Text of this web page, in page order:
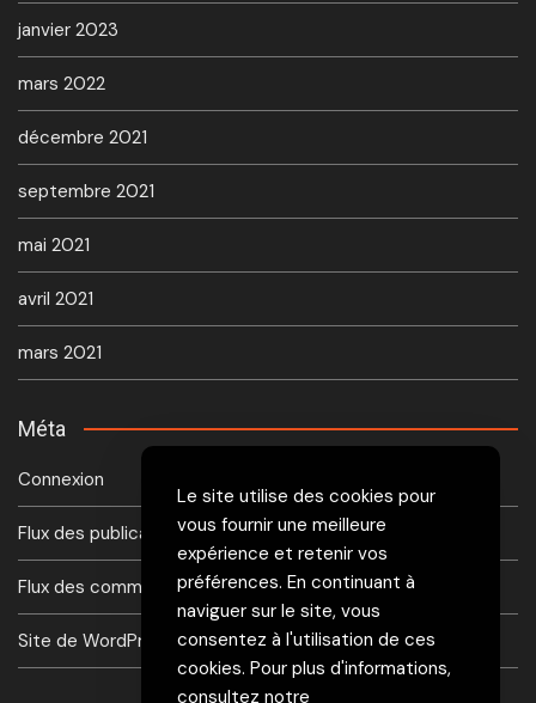
janvier 2023
mars 2022
décembre 2021
septembre 2021
mai 2021
avril 2021
mars 2021
Méta
Connexion
Flux des publications
Flux des commentaires
Site de WordPress-FR
Le site utilise des cookies pour
vous fournir une meilleure
expérience et retenir vos
préférences. En continuant à
naviguer sur le site, vous
consentez à l'utilisation de ces
cookies. Pour plus d'informations,
consultez notre